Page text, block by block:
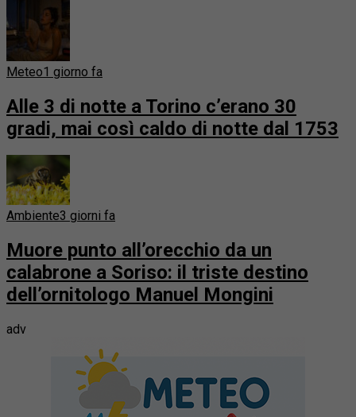
Meteo1 giorno fa
Alle 3 di notte a Torino c’erano 30
gradi, mai così caldo di notte dal 1753
Ambiente3 giorni fa
Muore punto all’orecchio da un
calabrone a Soriso: il triste destino
dell’ornitologo Manuel Mongini
adv